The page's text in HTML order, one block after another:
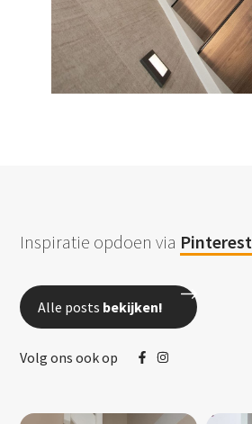
Inspiratie opdoen via Pinterest
Alle posts bekijken!
Volg ons ook op